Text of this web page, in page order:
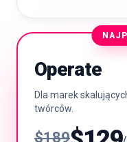
Operate
Dla marek
twórców.
$189